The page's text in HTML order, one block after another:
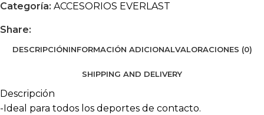
Categoría: ACCESORIOS EVERLAST
Share:
DESCRIPCIÓNINFORMACIÓN ADICIONALVALORACIONES (0)
SHIPPING AND DELIVERY
Descripción
-Ideal para todos los deportes de contacto.